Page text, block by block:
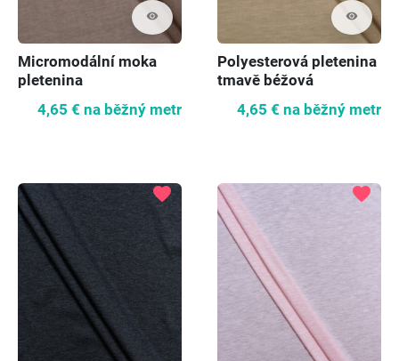
visibility
Micromodální moka
pletenina
4,65 € na běžný metr
visibility
Polyesterová pletenina
tmavě béžová
4,65 € na běžný metr
favorite favorite